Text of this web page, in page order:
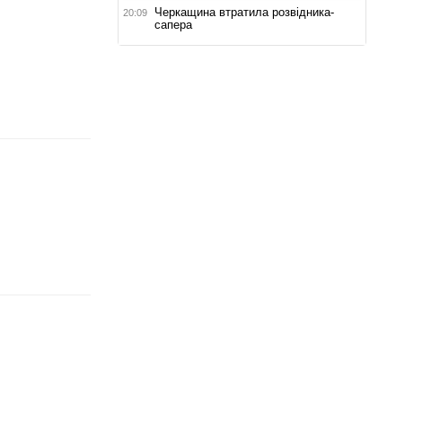
20:09
Черкащина втратила розвідника-
сапера